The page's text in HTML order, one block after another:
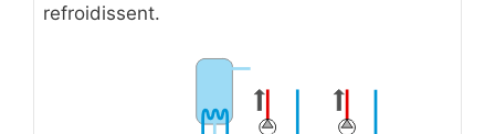
refroidissent.